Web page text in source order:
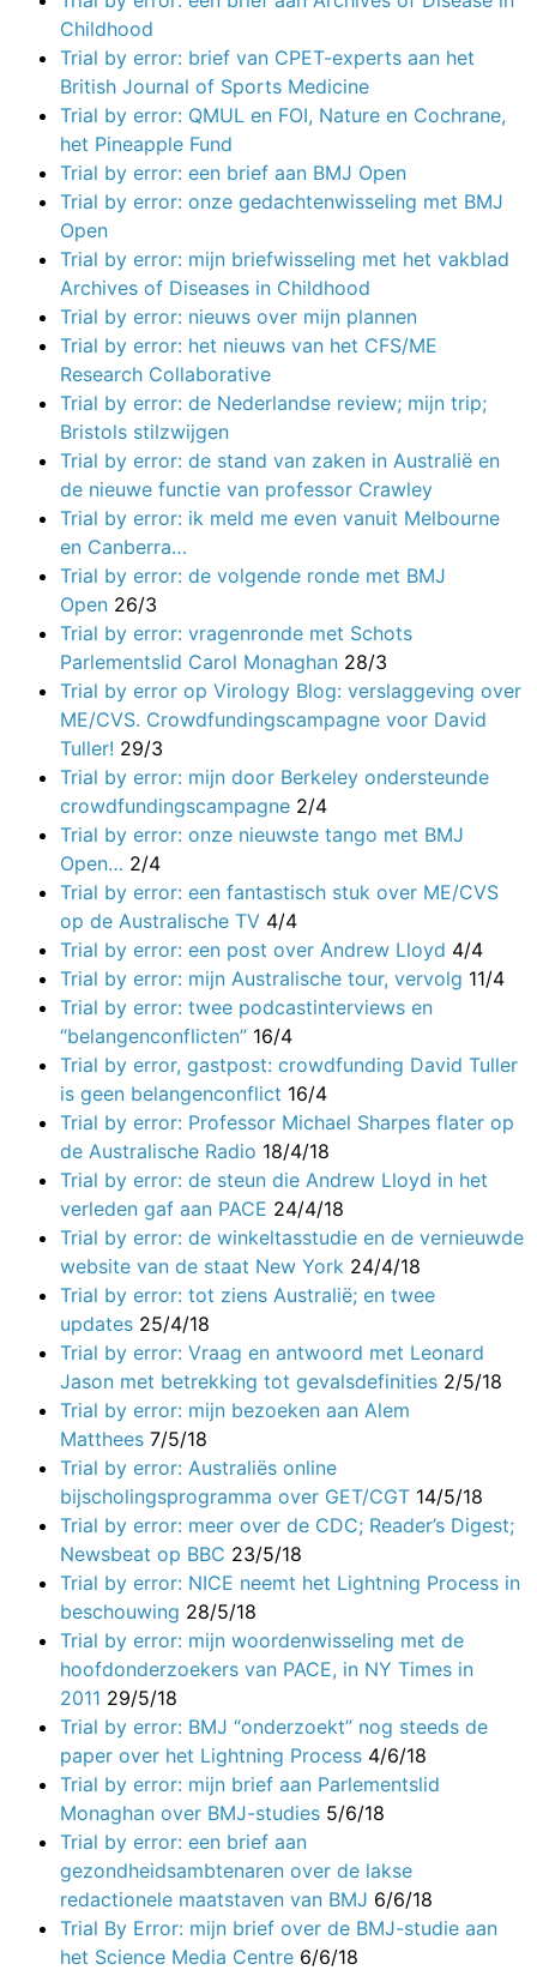
Childhood
Trial by error: brief van CPET-experts aan het
British Journal of Sports Medicine
Trial by error: QMUL en FOI, Nature en Cochrane,
het Pineapple Fund
Trial by error: een brief aan BMJ Open
Trial by error: onze gedachtenwisseling met BMJ
Open
Trial by error: mijn briefwisseling met het vakblad
Archives of Diseases in Childhood
Trial by error: nieuws over mijn plannen
Trial by error: het nieuws van het CFS/ME
Research Collaborative
Trial by error: de Nederlandse review; mijn trip;
Bristols stilzwijgen
Trial by error: de stand van zaken in Australië en
de nieuwe functie van professor Crawley
Trial by error: ik meld me even vanuit Melbourne
en Canberra…
Trial by error: de volgende ronde met BMJ
Open 26/3
Trial by error: vragenronde met Schots
Parlementslid Carol Monaghan 28/3
Trial by error op Virology Blog: verslaggeving over
ME/CVS. Crowdfundingscampagne voor David
Tuller! 29/3
Trial by error: mijn door Berkeley ondersteunde
crowdfundingscampagne 2/4
Trial by error: onze nieuwste tango met BMJ
Open… 2/4
Trial by error: een fantastisch stuk over ME/CVS
op de Australische TV 4/4
Trial by error: een post over Andrew Lloyd 4/4
Trial by error: mijn Australische tour, vervolg 11/4
Trial by error: twee podcastinterviews en
“belangenconflicten” 16/4
Trial by error, gastpost: crowdfunding David Tuller
is geen belangenconflict 16/4
Trial by error: Professor Michael Sharpes flater op
de Australische Radio 18/4/18
Trial by error: de steun die Andrew Lloyd in het
verleden gaf aan PACE 24/4/18
Trial by error: de winkeltasstudie en de vernieuwde
website van de staat New York 24/4/18
Trial by error: tot ziens Australië; en twee
updates 25/4/18
Trial by error: Vraag en antwoord met Leonard
Jason met betrekking tot gevalsdefinities 2/5/18
Trial by error: mijn bezoeken aan Alem
Matthees 7/5/18
Trial by error: Australiës online
bijscholingsprogramma over GET/CGT 14/5/18
Trial by error: meer over de CDC; Reader’s Digest;
Newsbeat op BBC 23/5/18
Trial by error: NICE neemt het Lightning Process in
beschouwing 28/5/18
Trial by error: mijn woordenwisseling met de
hoofdonderzoekers van PACE, in NY Times in
2011 29/5/18
Trial by error: BMJ “onderzoekt” nog steeds de
paper over het Lightning Process 4/6/18
Trial by error: mijn brief aan Parlementslid
Monaghan over BMJ-studies 5/6/18
Trial by error: een brief aan
gezondheidsambtenaren over de lakse
redactionele maatstaven van BMJ 6/6/18
Trial By Error: mijn brief over de BMJ-studie aan
het Science Media Centre 6/6/18